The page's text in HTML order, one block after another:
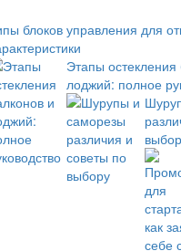
блоков управления для
Этапы остекления
лоджий: полное